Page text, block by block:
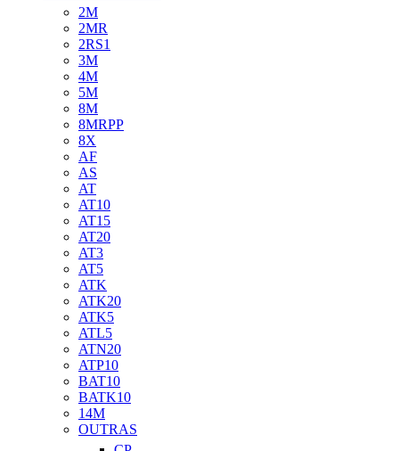
2M
2MR
2RS1
3M
4M
5M
8M
8MRPP
8X
AF
AS
AT
AT10
AT15
AT20
AT3
AT5
ATK
ATK20
ATK5
ATL5
ATN20
ATP10
BAT10
BATK10
14M
OUTRAS